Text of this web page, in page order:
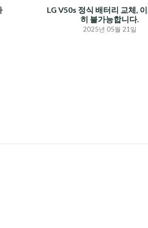
LG V50s 정식 배터리 교체,
히 불가능합니다.
2025년 05월 21일